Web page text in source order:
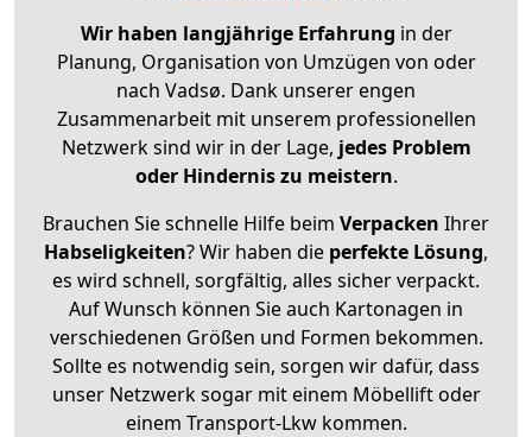
Wir haben langjährige Erfahrung in der
Planung, Organisation von Umzügen von oder
nach Vadsø. Dank unserer engen
Zusammenarbeit mit unserem professionellen
Netzwerk sind wir in der Lage, jedes Problem
oder Hindernis zu meistern.
Brauchen Sie schnelle Hilfe beim Verpacken Ihrer
Habseligkeiten? Wir haben die perfekte Lösung,
es wird schnell, sorgfältig, alles sicher verpackt.
Auf Wunsch können Sie auch Kartonagen in
verschiedenen Größen und Formen bekommen.
Sollte es notwendig sein, sorgen wir dafür, dass
unser Netzwerk sogar mit einem Möbellift oder
einem Transport-Lkw kommen.